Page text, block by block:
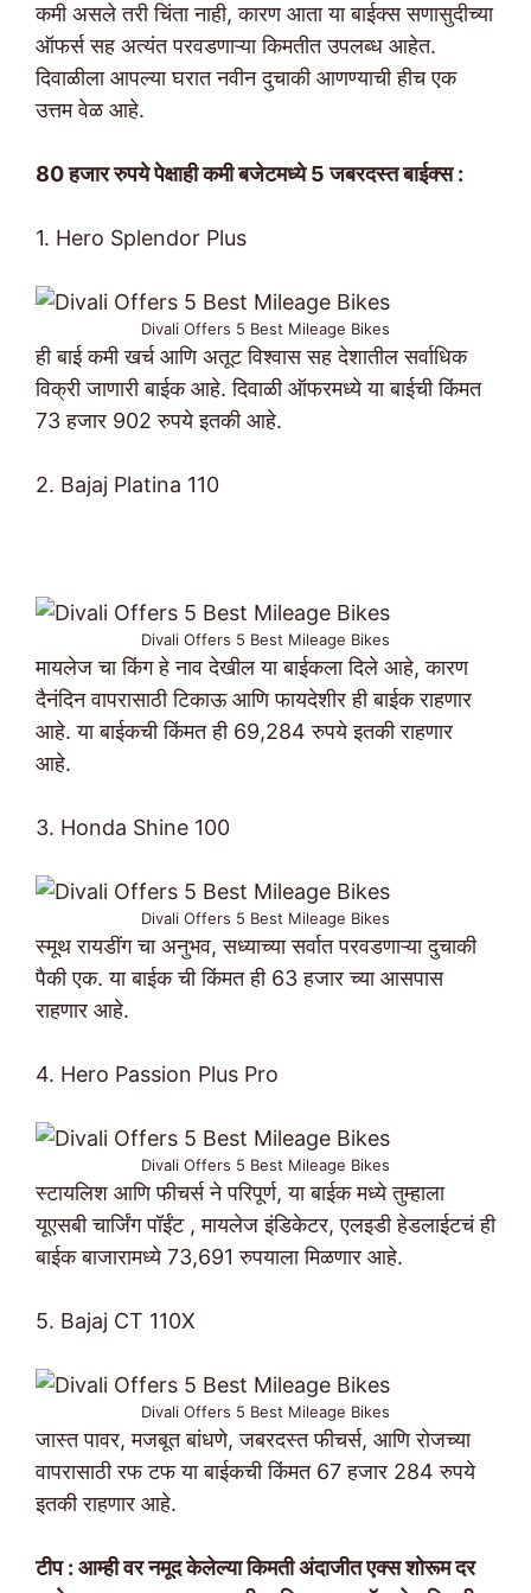
कमी असले तरी चिंता नाही, कारण आता या बाईक्स सणासुदीच्या
ऑफर्स सह अत्यंत परवडणाऱ्या किमतीत उपलब्ध आहेत.
दिवाळीला आपल्या घरात नवीन दुचाकी आणण्याची हीच एक
उत्तम वेळ आहे.
80 हजार रुपये पेक्षाही कमी बजेटमध्ये 5 जबरदस्त बाईक्स :
1. Hero Splendor Plus
Divali Offers 5 Best Mileage Bikes
ही बाई कमी खर्च आणि अतूट विश्वास सह देशातील सर्वाधिक
विक्री जाणारी बाईक आहे. दिवाळी ऑफरमध्ये या बाईची किंमत
73 हजार 902 रुपये इतकी आहे.
2. Bajaj Platina 110
Divali Offers 5 Best Mileage Bikes
मायलेज चा किंग हे नाव देखील या बाईकला दिले आहे, कारण
दैनंदिन वापरासाठी टिकाऊ आणि फायदेशीर ही बाईक राहणार
आहे. या बाईकची किंमत ही 69,284 रुपये इतकी राहणार
आहे.
3. Honda Shine 100
Divali Offers 5 Best Mileage Bikes
स्मूथ रायडींग चा अनुभव, सध्याच्या सर्वात परवडणाऱ्या दुचाकी
पैकी एक. या बाईक ची किंमत ही 63 हजार च्या आसपास
राहणार आहे.
4. Hero Passion Plus Pro
Divali Offers 5 Best Mileage Bikes
स्टायलिश आणि फीचर्स ने परिपूर्ण, या बाईक मध्ये तुम्हाला
यूएसबी चार्जिंग पॉईंट , मायलेज इंडिकेटर, एलइडी हेडलाईटचं ही
बाईक बाजारामध्ये 73,691 रुपयाला मिळणार आहे.
5. Bajaj CT 110X
Divali Offers 5 Best Mileage Bikes
जास्त पावर, मजबूत बांधणे, जबरदस्त फीचर्स, आणि रोजच्या
वापरासाठी रफ टफ या बाईकची किंमत 67 हजार 284 रुपये
इतकी राहणार आहे.
टीप : आम्ही वर नमूद केलेल्या किमती अंदाजीत एक्स शोरूम दर